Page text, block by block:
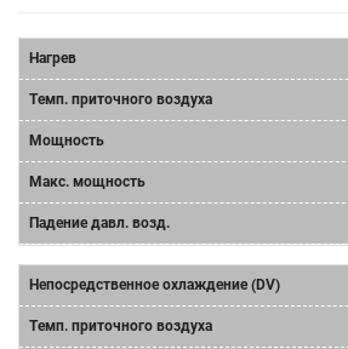
Нагрев
Tемп. приточного воздуха
Мощность
Mакс. мощность
Падение давл. возд.
Непосредственное охлаждение (DV)
Tемп. приточного воздуха